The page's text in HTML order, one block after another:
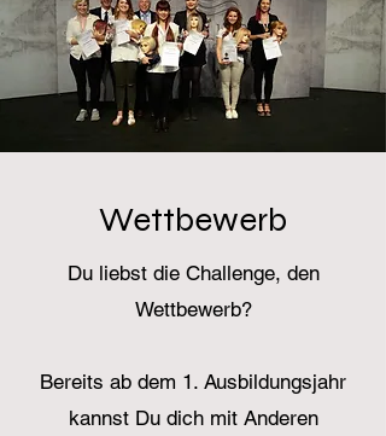
Wettbewerb
Du liebst die Challenge, den
Wettbewerb?
Bereits ab dem 1. Ausbildungsjahr
kannst Du dich mit Anderen